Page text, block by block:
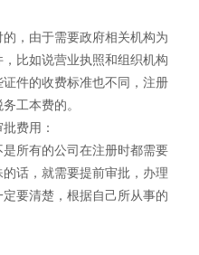
，由于需要政府相关机构为
比如说营业执照和组织机构
件的收费标准也不同，注册
工本费的。
费用：
所有的公司在注册时都需要
话，就需要提前审批，办理
要清楚，根据自己所从事的